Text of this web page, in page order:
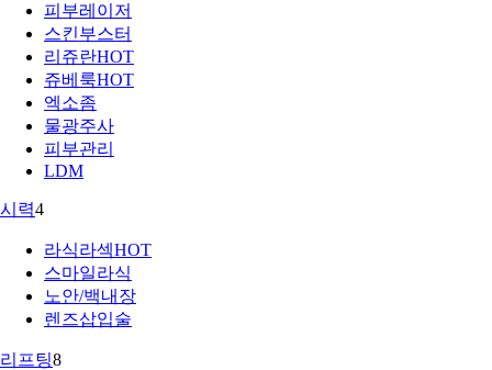
피부레이저
스킨부스터
리쥬란HOT
쥬베룩HOT
엑소좀
물광주사
피부관리
LDM
시력4
라식라섹HOT
스마일라식
노안/백내장
렌즈삽입술
리프팅8